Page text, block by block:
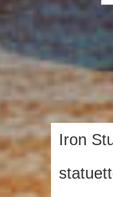
Iron